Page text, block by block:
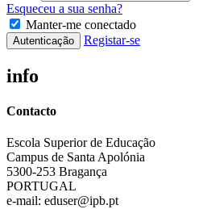
Esqueceu a sua senha?
Manter-me conectado
Autenticação Registar-se
info
Contacto
Escola Superior de Educação
Campus de Santa Apolónia
5300-253 Bragança
PORTUGAL
e-mail: eduser@ipb.pt